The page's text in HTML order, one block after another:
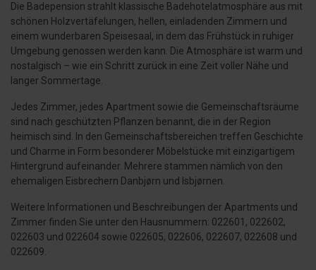
Die Badepension strahlt klassische Badehotelatmosphäre aus mit
schönen Holzvertäfelungen, hellen, einladenden Zimmern und
einem wunderbaren Speisesaal, in dem das Frühstück in ruhiger
Umgebung genossen werden kann. Die Atmosphäre ist warm und
nostalgisch – wie ein Schritt zurück in eine Zeit voller Nähe und
langer Sommertage.
Jedes Zimmer, jedes Apartment sowie die Gemeinschaftsräume
sind nach geschützten Pflanzen benannt, die in der Region
heimisch sind. In den Gemeinschaftsbereichen treffen Geschichte
und Charme in Form besonderer Möbelstücke mit einzigartigem
Hintergrund aufeinander. Mehrere stammen nämlich von den
ehemaligen Eisbrechern Danbjørn und Isbjørnen.
Weitere Informationen und Beschreibungen der Apartments und
Zimmer finden Sie unter den Hausnummern: 022601, 022602,
022603 und 022604 sowie 022605, 022606, 022607, 022608 und
022609.